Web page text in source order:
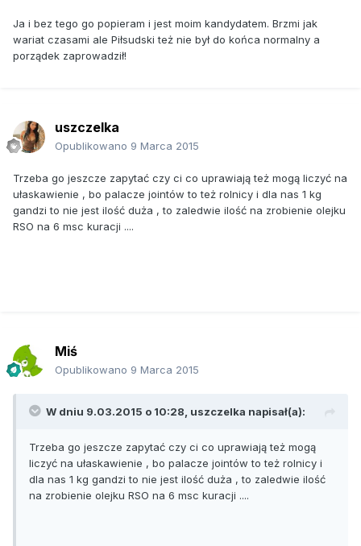
Ja i bez tego go popieram i jest moim kandydatem. Brzmi jak
wariat czasami ale Piłsudski też nie był do końca normalny a
porządek zaprowadził!
uszczelka
Opublikowano 9 Marca 2015
Trzeba go jeszcze zapytać czy ci co uprawiają też mogą liczyć na
ułaskawienie , bo palacze jointów to też rolnicy i dla nas 1 kg
gandzi to nie jest ilość duża , to zaledwie ilość na zrobienie olejku
RSO na 6 msc kuracji ....
Miś
Opublikowano 9 Marca 2015
W dniu 9.03.2015 o 10:28, uszczelka napisał(a):
Trzeba go jeszcze zapytać czy ci co uprawiają też mogą
liczyć na ułaskawienie , bo palacze jointów to też rolnicy i
dla nas 1 kg gandzi to nie jest ilość duża , to zaledwie ilość
na zrobienie olejku RSO na 6 msc kuracji ....